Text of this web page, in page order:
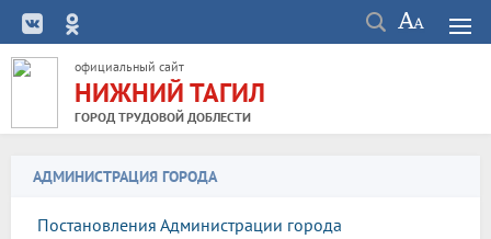
официальный сайт
НИЖНИЙ ТАГИЛ
ГОРОД ТРУДОВОЙ ДОБЛЕСТИ
АДМИНИСТРАЦИЯ ГОРОДА
Постановления Администрации города